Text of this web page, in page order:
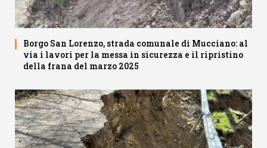
Borgo San Lorenzo, strada comunale di Mucciano: al
via i lavori per la messa in sicurezza e il ripristino
della frana del marzo 2025